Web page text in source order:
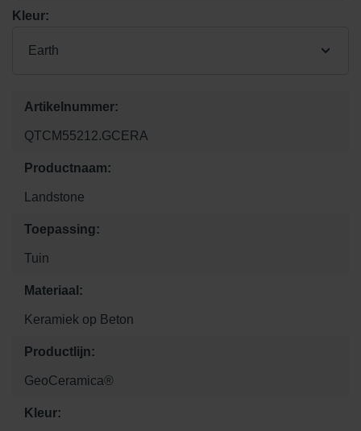
Kleur:
Earth
Artikelnummer:
QTCM55212.GCERA
Productnaam:
Landstone
Toepassing:
Tuin
Materiaal:
Keramiek op Beton
Productlijn:
GeoCeramica®
Kleur: